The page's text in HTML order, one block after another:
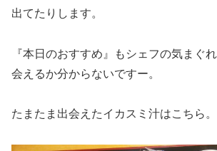
出てたりします。
『本日のおすすめ』もシェフの気まぐ
会えるか分からないですー。
たまたま出会えたイカスミ汁はこちら。